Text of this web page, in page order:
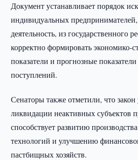
Документ устанавливает порядок
индивидуальных
деятельность, из государственного
корректно формировать экономико-
показатели и прогнозные
поступлений.
Сенаторы также отметили, что
ликвидации неактивных субъектов
способствует развитию
технологий и улучшению
пастбищных хозяйств.